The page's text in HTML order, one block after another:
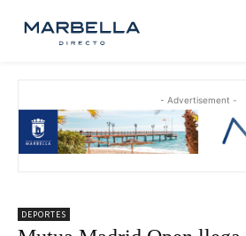
- Advertisement -
DEPORTES